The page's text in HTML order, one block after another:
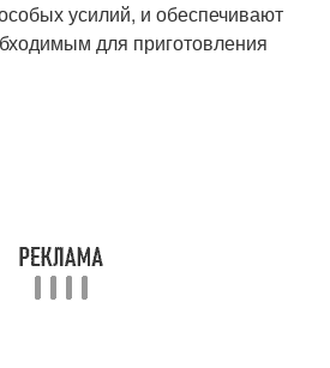
усилий, и обеспечивают
для приготовления